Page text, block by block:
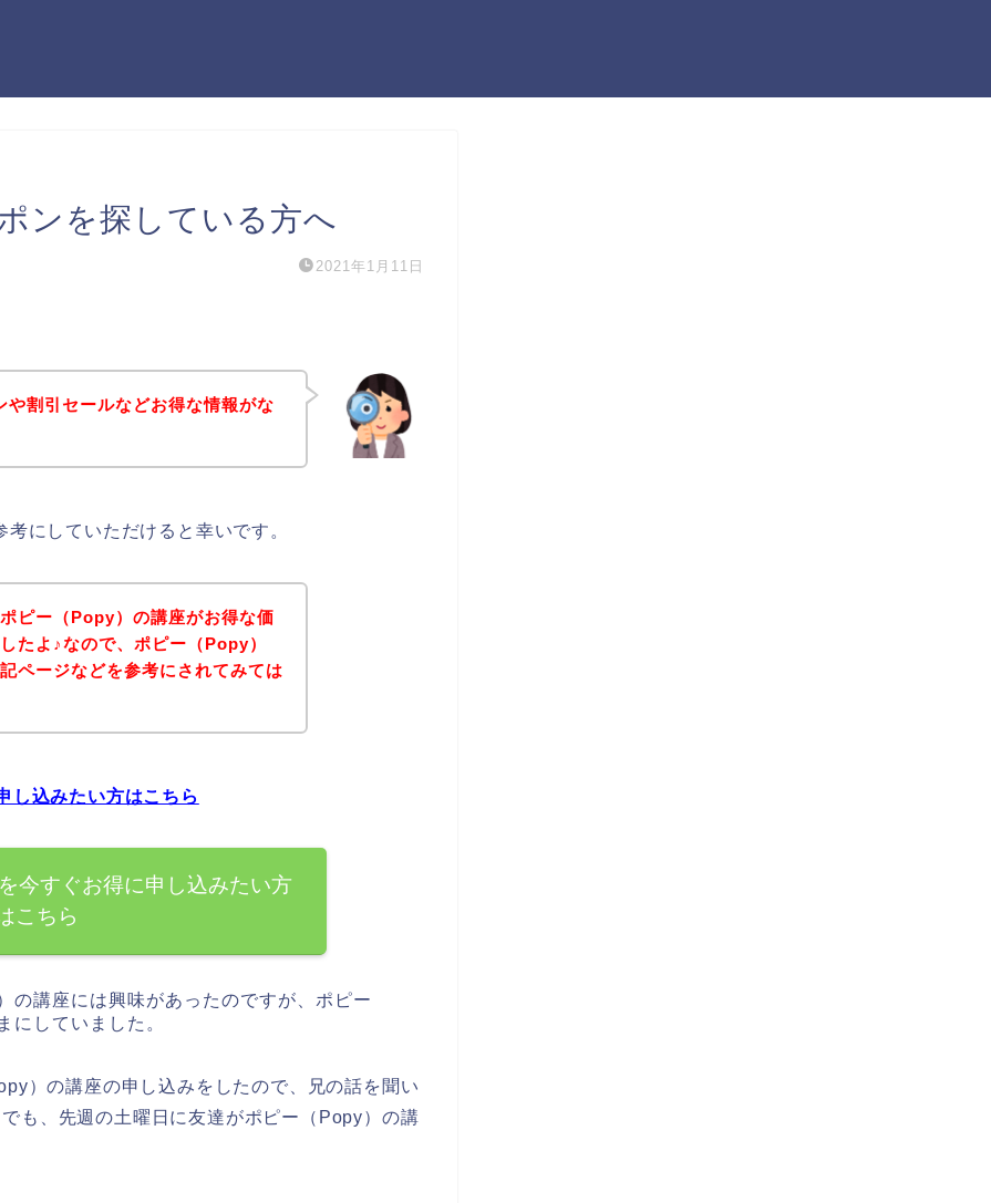
ンを探している方へ
2021年1月11日
割引セールなどお得な情報がな
にしていただけると幸いです。
ピー（Popy）の講座がお得な価
たよ♪なので、ポピー（Popy）
ページなどを参考にされてみては
し込みたい方はこちら
今すぐお得に申し込みたい方
こちら
の講座には興味があったのですが、ポピー
にしていました。
）の講座の申し込みをしたので、兄の話を聞い
も、先週の土曜日に友達がポピー（Popy）の講